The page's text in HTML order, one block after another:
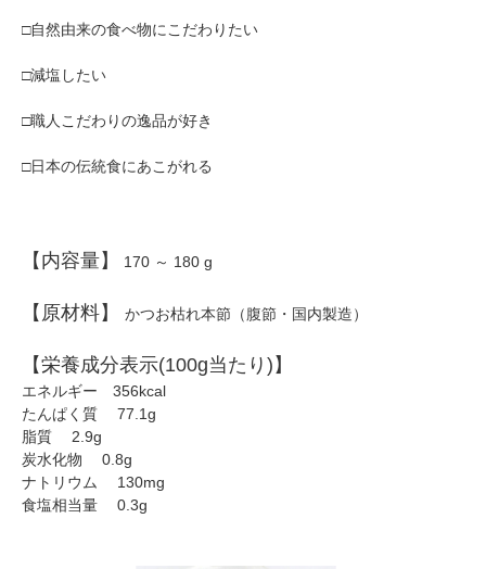
□自然由来の食べ物にこだわりたい
□減塩したい
□職人こだわりの逸品が好き
□日本の伝統食にあこがれる
【内容量】 170 ～ 180 g
【原材料】 かつお枯れ本節（腹節・国内製造）
【栄養成分表示(100g当たり)】
エネルギー 356kcal
たんぱく質 77.1g
脂質 2.9g
炭水化物 0.8g
ナトリウム 130mg
食塩相当量 0.3g